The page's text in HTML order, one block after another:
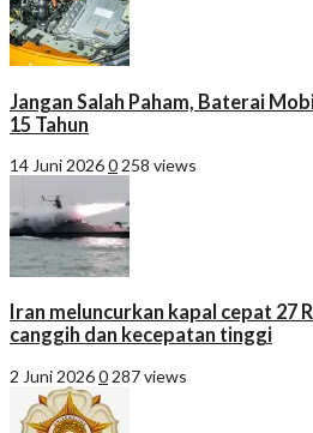
Jangan Salah Paham, Baterai
15 Tahun
14 Juni 20260 258 views
Iran meluncurkan kapal cepat 27
canggih dan kecepatan tinggi
2 Juni 20260 287 views